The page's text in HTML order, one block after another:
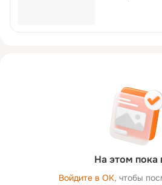
На этом пока
Войдите в ОК, чтобы